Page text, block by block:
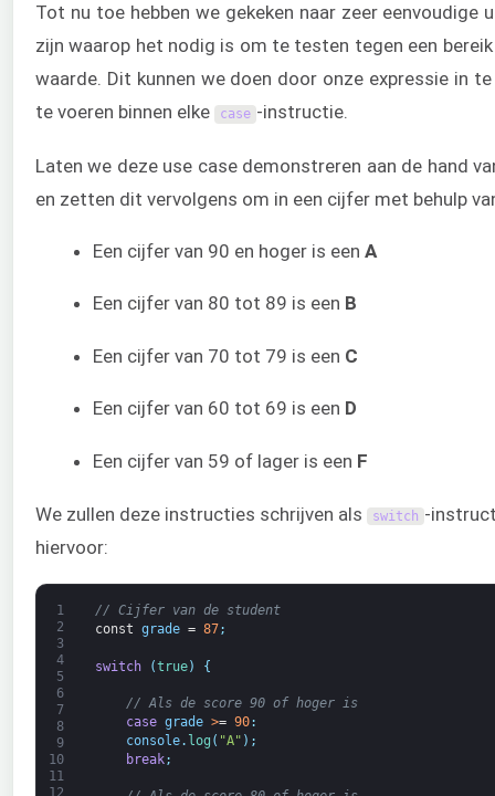
Tot nu toe hebben we gekeken naar zeer eenvoudige
zijn waarop het nodig is om te testen tegen een
waarde. Dit kunnen we doen door onze expressie in
te voeren binnen elke
case -instructie.
Laten we deze use case demonstreren aan de hand
en zetten dit vervolgens om in een cijfer met behulp
Een cijfer van 90 en hoger is een A
Een cijfer van 80 tot 89 is een B
Een cijfer van 70 tot 79 is een C
Een cijfer van 60 tot 69 is een D
Een cijfer van 59 of lager is een F
We zullen deze instructies schrijven als switch -
hiervoor:
1
2
3
4
5
6
7
8
9
10
11
// Cijfer van de student
const grade = 87;
switch (true) {
// Als de score 90 of hoger is
case grade >= 90:
console. log ( "A" ) ;
break;